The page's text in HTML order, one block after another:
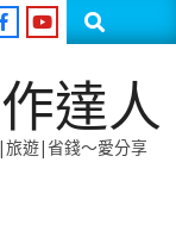
Search
達人
遊|省錢～愛分享